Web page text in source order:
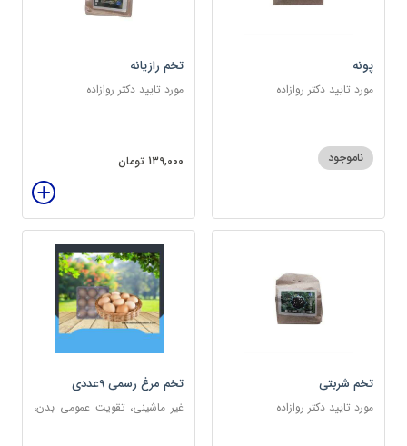
پونه
مورد تایید دکتر روازاده
ناموجود
تخم رازیانه
مورد تایید دکتر روازاده
139,000 تومان
تخم شربتی
مورد تایید دکتر روازاده
تخم مرغ رسمی 9عددی
غیر ماشینی، تقویت عمومی بدن،